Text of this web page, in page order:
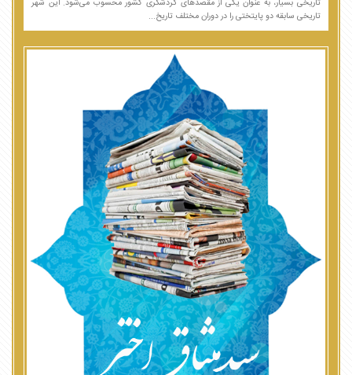
تاریخی بسیار، به عنوان یکی از مقصدهای گردشگری کشور محسوب می‌شود. این شهر
تاریخی سابقه دو پایتختی را در دوران مختلف تاریخ...